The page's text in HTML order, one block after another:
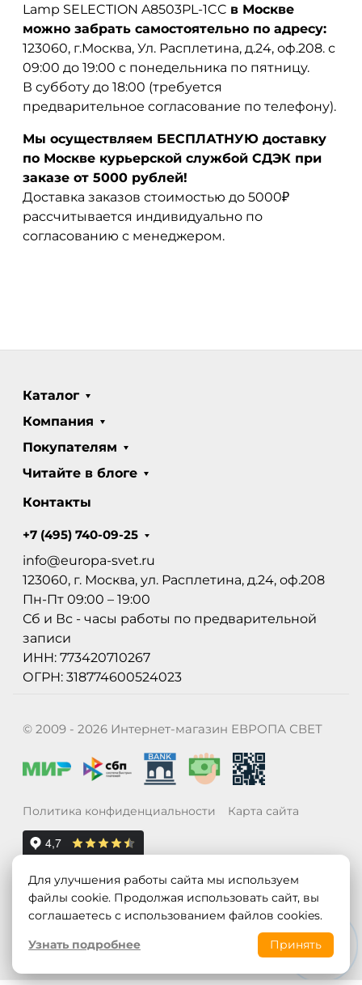
Lamp SELECTION A8503PL-1CC в Москве
можно забрать самостоятельно по адресу:
123060, г.Москва, Ул. Расплетина, д.24, оф.208. с
09:00 до 19:00 с понедельника по пятницу.
В субботу до 18:00 (требуется
предварительное согласование по телефону).
Мы осуществляем БЕСПЛАТНУЮ доставку
по Москве курьерской службой СДЭК при
заказе от 5000 рублей!
Доставка заказов стоимостью до 5000₽
рассчитывается индивидуально по
согласованию с менеджером.
Каталог
Компания
Покупателям
Читайте в блоге
Контакты
+7 (495) 740-09-25
info@europa-svet.ru
123060, г. Москва, ул. Расплетина, д.24, оф.208
Пн-Пт 09:00 – 19:00
Сб и Вс - часы работы по предварительной
записи
ИНН: 773420710267
ОГРН: 318774600524023
© 2009 - 2026 Интернет-магазин ЕВРОПА СВЕТ
Политика конфиденциальности Карта сайта
Для улучшения работы сайта мы используем
файлы cookie. Продолжая использовать сайт, вы
соглашаетесь с использованием файлов cookies.
Узнать подробнее
Принять